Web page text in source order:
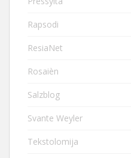
Rapsodi
ResiaNet
Rosaièn
Salzblog
Svante Weyler
Tekstolomija